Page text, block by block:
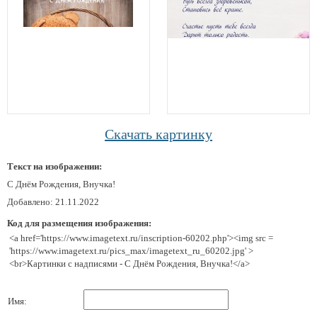
Скачать картинку
Текст на изображении:
С Днём Рождения, Внучка!
Добавлено: 21.11.2022
Код для размещения изображения:
<a href='https://www.imagetext.ru/inscription-60202.php'><img src =
'https://www.imagetext.ru/pics_max/imagetext_ru_60202.jpg' >
<br>Картинки с надписями - С Днём Рождения, Внучка!</a>
Имя: